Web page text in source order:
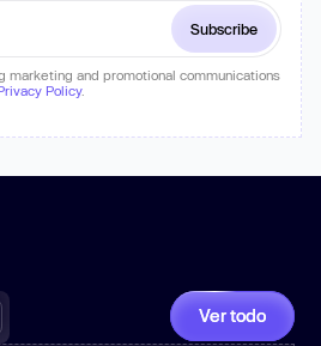
marketing and promotional communications
Policy.
Ver todo